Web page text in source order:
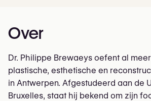
Over
Dr. Philippe Brewaeys oefent al
plastische, esthetische en
in Antwerpen. Afgestudeerd aan de
Bruxelles, staat hij bekend om zijn